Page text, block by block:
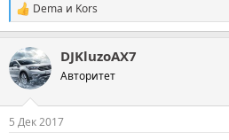
С
и
п
а
т
Dema и Kors
DJKluzoAX7
Авторитет
5 Дек 2017